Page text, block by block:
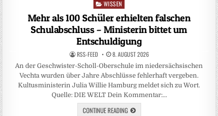
Posted
in
WISSEN
Mehr als 100 Schüler erhielten falschen
Schulabschluss – Ministerin bittet um
Entschuldigung
RSS-FEED 8. AUGUST 2026
An der Geschwister-Scholl-Oberschule im niedersächsischen
Vechta wurden über Jahre Abschlüsse fehlerhaft vergeben.
Kultusministerin Julia Willie Hamburg meldet sich zu Wort.
Quelle: DIE WELT Dein Kommentar:…
CONTINUE READING